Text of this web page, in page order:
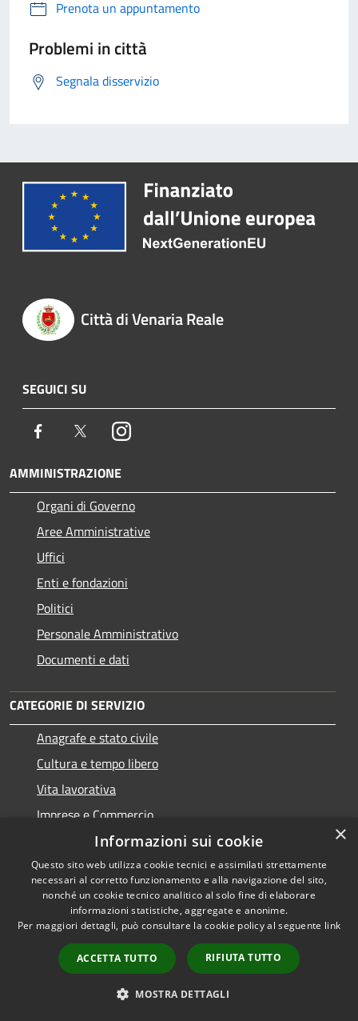
Prenota un appuntamento
Problemi in città
Segnala disservizio
Città di Venaria Reale
SEGUICI SU
Facebook TwitterInstagram
AMMINISTRAZIONE
Organi di Governo
Aree Amministrative
Uffici
Enti e fondazioni
Politici
Personale Amministrativo
Documenti e dati
CATEGORIE DI SERVIZIO
Anagrafe e stato civile
Cultura e tempo libero
Vita lavorativa
Imprese e Commercio
Appalti pubblici
Catasto e urbanistica
Mobilità e trasporti
Educazione e formazione
Giustizia e sicurezza pubblica
×
Informazioni sui cookie
Questo sito web utilizza cookie tecnici e assimilati strettamente
necessari al corretto funzionamento e alla navigazione del sito,
nonché un cookie tecnico analitico al solo fine di elaborare
informazioni statistiche, aggregate e anonime.
Per maggiori dettagli, può consultare la cookie policy al seguente link
ACCETTA TUTTO RIFIUTA TUTTO
MOSTRA DETTAGLI